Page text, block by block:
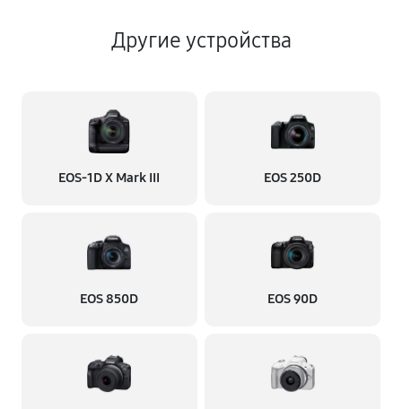
Другие устройства
EOS‑1D X Mark III EOS 250D
EOS 850D EOS 90D